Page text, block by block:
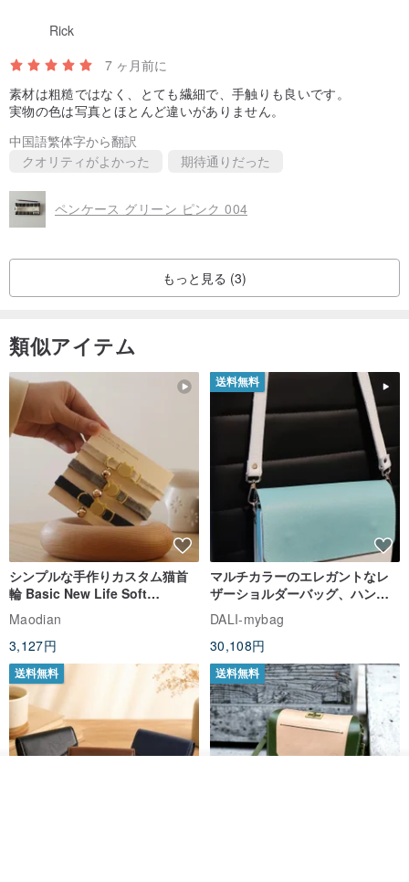
Rick
7 ヶ月前に
素材は粗糙ではなく、とても繊細で、手触りも良いです。
実物の色は写真とほとんど違いがありません。
中国語繁体字から翻訳
クオリティがよかった
期待通りだった
ペンケース グリーン ピンク 004
もっと見る (3)
類似アイテム
シンプルな手作りカスタム猫首
輪 Basic New Life Soft
Organic Cat Collar | Simple
Soft Cat Collar
Maodian
3,127円
送料無料
マルチカラーのエレガントなレ
ザーショルダーバッグ、ハンド
メイド
DALI-mybag
30,108円
送料無料 送料無料